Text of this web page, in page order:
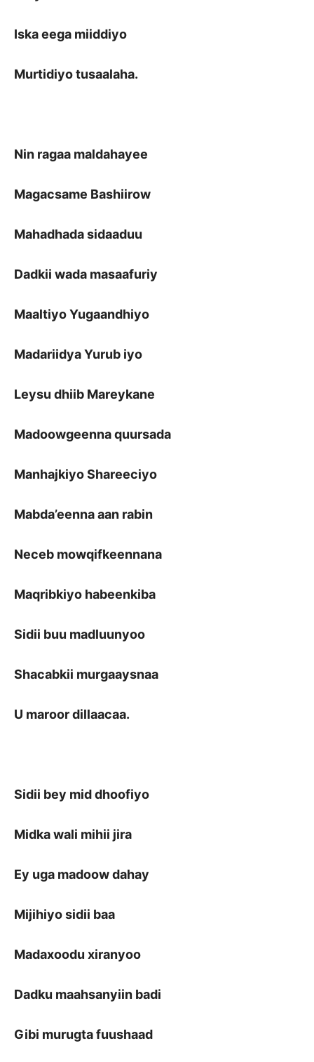
Iska eega miiddiyo
Murtidiyo tusaalaha.
Nin ragaa maldahayee
Magacsame Bashiirow
Mahadhada sidaaduu
Dadkii wada masaafuriy
Maaltiyo Yugaandhiyo
Madariidya Yurub iyo
Leysu dhiib Mareykane
Madoowgeenna quursada
Manhajkiyo Shareeciyo
Mabda’eenna aan rabin
Neceb mowqifkeennana
Maqribkiyo habeenkiba
Sidii buu madluunyoo
Shacabkii murgaaysnaa
U maroor dillaacaa.
Sidii bey mid dhoofiyo
Midka wali mihii jira
Ey uga madoow dahay
Mijihiyo sidii baa
Madaxoodu xiranyoo
Dadku maahsanyiin badi
Gibi murugta fuushaad